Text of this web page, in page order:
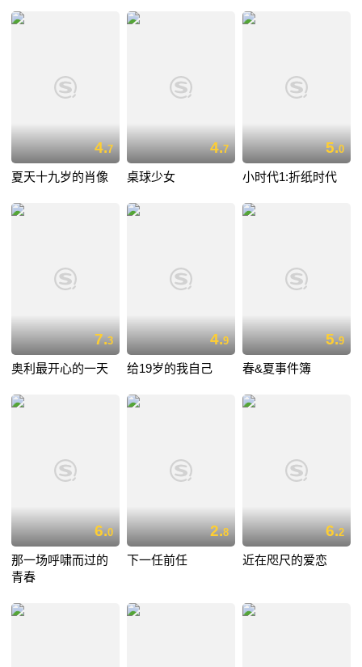
4.7
夏天十九岁的肖像
4.7
桌球少女
5.0
小时代1:折纸时代
7.3
奥利最开心的一天
4.9
给19岁的我自己
5.9
春&夏事件簿
6.0
那一场呼啸而过的
青春
2.8
下一任前任
6.2
近在咫尺的爱恋